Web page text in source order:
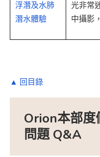
浮潛及水肺
潛水體驗
光非常
中攝影
▲ 回目錄
Orion本部度
問題 Q&A